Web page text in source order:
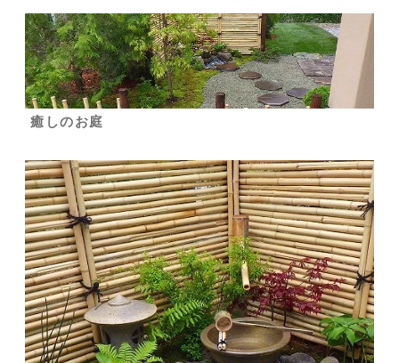
癒しのお庭